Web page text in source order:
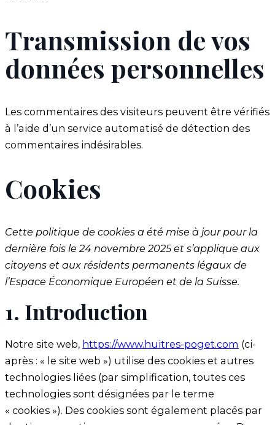
Transmission de vos
données personnelles
Les commentaires des visiteurs peuvent être vérifiés
à l’aide d’un service automatisé de détection des
commentaires indésirables.
Cookies
Cette politique de cookies a été mise à jour pour la
dernière fois le 24 novembre 2025 et s’applique aux
citoyens et aux résidents permanents légaux de
l’Espace Économique Européen et de la Suisse.
1. Introduction
Notre site web, https://www.huitres-poget.com (ci-
après : « le site web ») utilise des cookies et autres
technologies liées (par simplification, toutes ces
technologies sont désignées par le terme
« cookies »). Des cookies sont également placés par